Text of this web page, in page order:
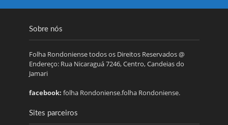
Sobre nós
Folha Rondoniense todos os Direitos Reservados @
Endereço: Rua Nicaraguá 7246, Centro, Candeias do
Jamari
facebook: folha Rondoniense.folha Rondoniense.
Sites parceiros